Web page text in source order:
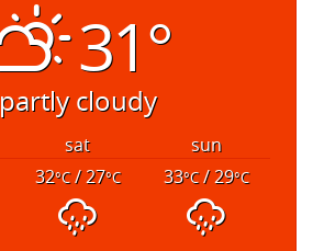
31°
partly cloudy
sat
sun
32°C/ 27°C 33°C/ 29°C